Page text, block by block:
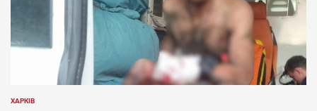
ОПУБЛІКУВАТИ
ХАРКІВ